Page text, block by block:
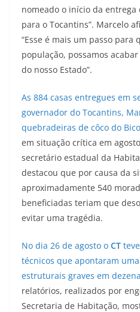
nomeado o início da entrega
para o Tocantins”. Marcelo
“Esse é mais um passo para
população, possamos
do nosso Estado”.
As 884 casas entregues em
governador do Tocantins,
quebradeiras de côco do
em situação crítica em
secretário estadual da
destacou que por causa da
aproximadamente 540
beneficiadas teriam que
evitar uma tragédia.
No dia 26 de agosto o CT
técnicos que apontaram
estruturais graves em
relatórios, realizados por
Secretaria de Habitação,